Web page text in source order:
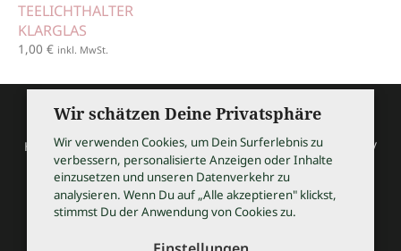
TEELICHTHALTER
KLARGLAS
1,00 € inkl. MwSt.
HOCHZEITSSHOPPING / Thomas Bauer / Meßmerstraße 32 /
97508 Grettstadt
Tel 09729 9099504 / info@hochzeitsshopping.com
AGB
IMPRESSUM
Wir schätzen Deine Privatsphäre
Wir verwenden Cookies, um Dein Surferlebnis zu
verbessern, personalisierte Anzeigen oder Inhalte
einzusetzen und unseren Datenverkehr zu
analysieren. Wenn Du auf „Alle akzeptieren" klickst,
stimmst Du der Anwendung von Cookies zu.